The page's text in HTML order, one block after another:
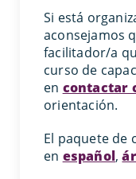
Si está
aconsejamos
facilitador/a
curso de
en contactar
orientación.
El paquete de
en español,